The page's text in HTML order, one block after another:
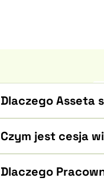
Dlaczego Asseta
Czym jest cesja
Dlaczego